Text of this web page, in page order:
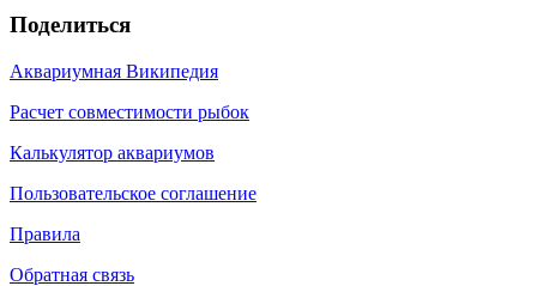
Поделиться
Аквариумная Википедия
Расчет совместимости рыбок
Калькулятор аквариумов
Пользовательское соглашение
Правила
Обратная связь